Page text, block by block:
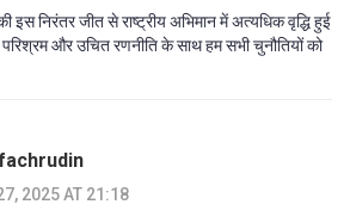
इस निरंतर जीत से राष्ट्रीय अभिमान में अत्यधिक वृद्धि हुई
और उचित रणनीति के साथ हम सभी चुनौतियों को
2025 AT 21:18